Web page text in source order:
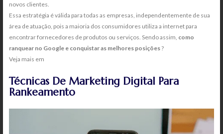
novos clientes.
Essa estratégia é válida para todas as empresas, independentemente de sua
área de atuação, pois a maioria dos consumidores utiliza a internet para
encontrar fornecedores de produtos ou serviços. Sendo assim, como
ranquear no Google e conquistar as melhores posições ?
Veja mais em
Técnicas De Marketing Digital Para
Rankeamento